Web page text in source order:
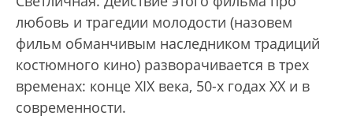
любовь и трагедии молодости (назовем
фильм обманчивым наследником традиций
костюмного кино) разворачивается в трех
временах: конце XIX века, 50-х годах XX и в
современности.